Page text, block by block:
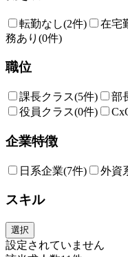
転勤なし(2件) 在宅
務あり (0件)
職位
課長クラス(5件) 部
役員クラス(0件)
企業特徴
日系企業(7件) 外資
スキル
選択
設定されていません